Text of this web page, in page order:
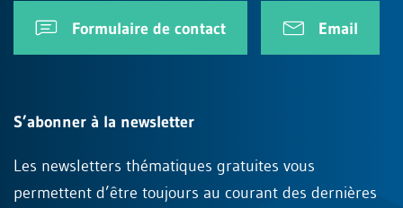
Formulaire de contact Email
S’abonner à la newsletter
Les newsletters thématiques gratuites vous
permettent d’être toujours au courant des dernières